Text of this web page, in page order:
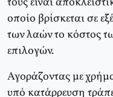
οποίο βρίσκεται σε
των λαών το κόστος
επιλογών.
Αγοράζοντας με
υπό κατάρρευση